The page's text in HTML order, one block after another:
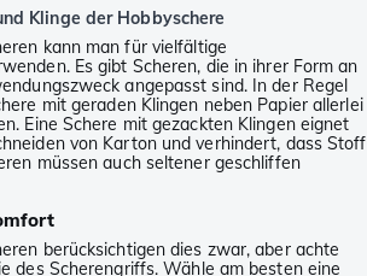
Klinge der Hobbyschere
kann man für vielfältige
Es gibt Scheren, die in ihrer Form an
angepasst sind. In der Regel
mit geraden Klingen neben Papier allerlei
Eine Schere mit gezackten Klingen eignet
von Karton und verhindert, dass Stoff
müssen auch seltener geschliffen
berücksichtigen dies zwar, aber achte
des Scherengriffs. Wähle am besten eine